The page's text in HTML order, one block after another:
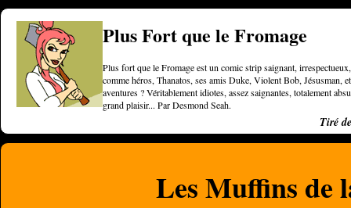
Plus Fort que le Fromage
Plus fort que le Fromage est un comic strip saignant,
comme héros, Thanatos, ses amis Duke, Violent Bob, Jésusman,
aventures ? Véritablement idiotes, assez saignantes, totalement
grand plaisir... Par Desmond Seah.
Tiré
Les Muffins de